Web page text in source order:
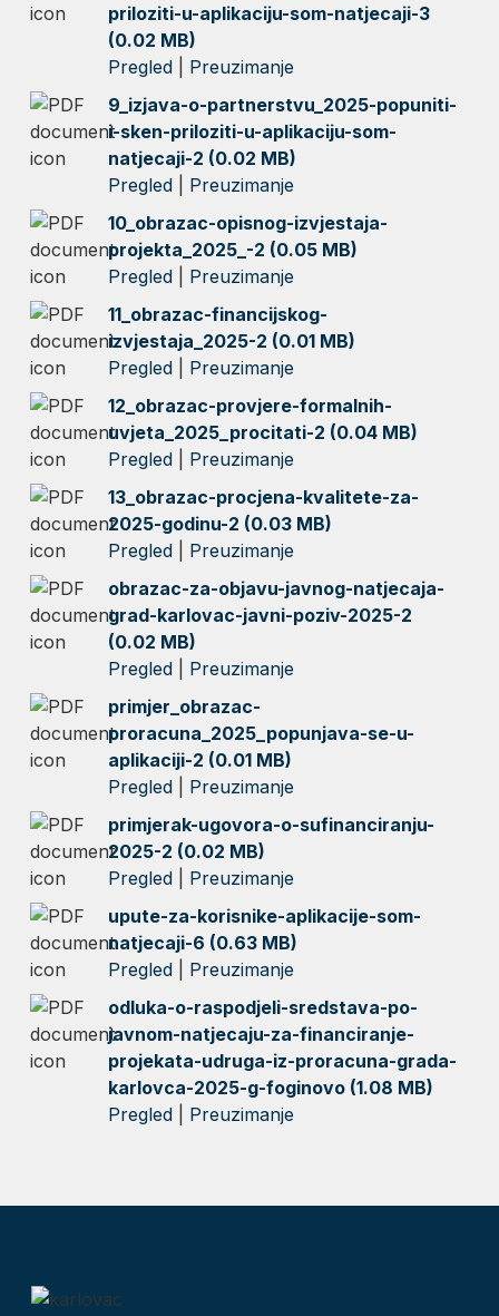
priloziti-u-aplikaciju-som-natjecaji-3
(0.02 MB)
Pregled
Preuzimanje
9_izjava-o-partnerstvu_2025-popuniti-
i-sken-priloziti-u-aplikaciju-som-
natjecaji-2 (0.02 MB)
Pregled
Preuzimanje
10_obrazac-opisnog-izvjestaja-
projekta_2025_-2 (0.05 MB)
Pregled
Preuzimanje
11_obrazac-financijskog-
izvjestaja_2025-2 (0.01 MB)
Pregled
Preuzimanje
12_obrazac-provjere-formalnih-
uvjeta_2025_procitati-2 (0.04 MB)
Pregled
Preuzimanje
13_obrazac-procjena-kvalitete-za-
2025-godinu-2 (0.03 MB)
Pregled
Preuzimanje
obrazac-za-objavu-javnog-natjecaja-
grad-karlovac-javni-poziv-2025-2
(0.02 MB)
Pregled
Preuzimanje
primjer_obrazac-
proracuna_2025_popunjava-se-u-
aplikaciji-2 (0.01 MB)
Pregled
Preuzimanje
primjerak-ugovora-o-sufinanciranju-
2025-2 (0.02 MB)
Pregled
Preuzimanje
upute-za-korisnike-aplikacije-som-
natjecaji-6 (0.63 MB)
Pregled
Preuzimanje
odluka-o-raspodjeli-sredstava-po-
javnom-natjecaju-za-financiranje-
projekata-udruga-iz-proracuna-grada-
karlovca-2025-g-foginovo (1.08 MB)
Pregled
Preuzimanje